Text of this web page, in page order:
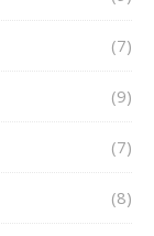
(7)
(9)
(7)
(8)